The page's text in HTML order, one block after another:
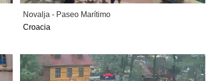
Novalja - Paseo Marítimo
Croacia